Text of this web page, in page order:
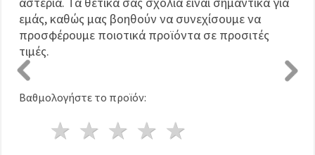
εμάς, καθώς μας βοηθούν να συνεχίσουμε να
προσφέρουμε ποιοτικά προϊόντα σε προσιτές
τιμές.
Βαθμολογήστε το προϊόν:
4 Αστέρια
3 Αστέρια
2 Αστέρια
1 Αστέρι